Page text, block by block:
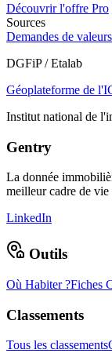
Découvrir l'offre Pro
Sources
Demandes de
DGFiP / Etalab
Géoplateforme de
Institut national de
Gentry
La donnée
meilleur cadre de
LinkedIn
Outils
Où Habiter ?Fiches
Classements
Tous les classements